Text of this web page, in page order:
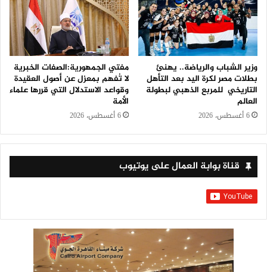
وزير الشباب والرياضة.. يهنئ
بطلات مصر لكرة اليد بعد التأهل
التاريخي للمربع الذهبي لبطولة
العالم
6 أغسطس، 2026
مفتي الجمهورية:الصفات الخبرية
لا تُفهم بمعزل عن أصول العقيدة
وقواعد الاستدلال التي قررها علماء
الأمة
6 أغسطس، 2026
قناة بوابة العمال على يوتيوب